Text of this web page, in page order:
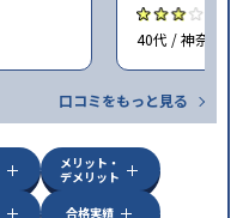
40代 / 神奈川県
口コミをもっと見る
メリット・
デメリット
合格実績